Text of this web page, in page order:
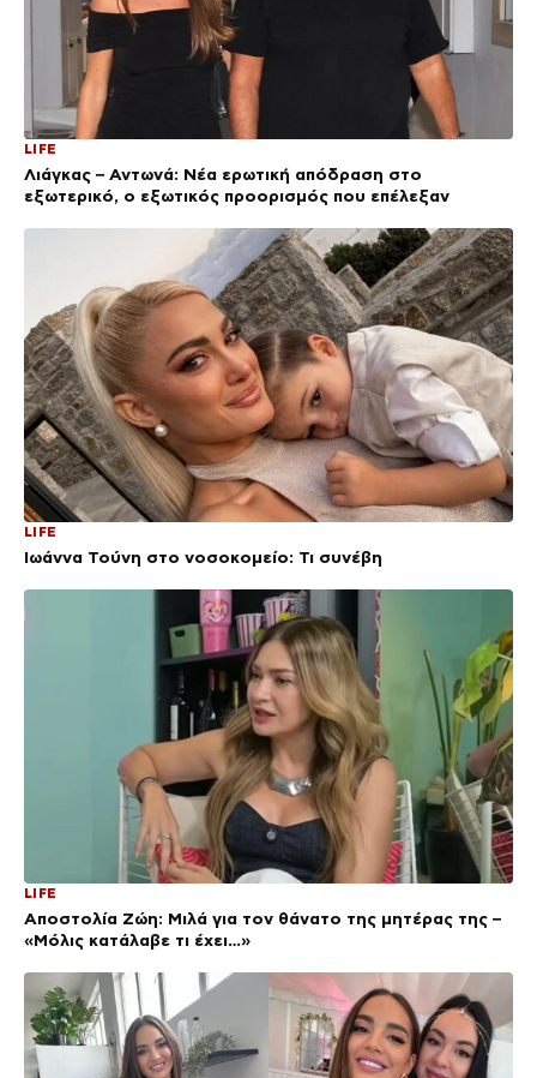
LIFE
Λιάγκας – Αντωνά: Νέα ερωτική απόδραση στο
εξωτερικό, ο εξωτικός προορισμός που επέλεξαν
LIFE
Ιωάννα Τούνη στο νοσοκομείο: Τι συνέβη
LIFE
Αποστολία Ζώη: Μιλά για τον θάνατο της μητέρας της –
«Μόλις κατάλαβε τι έχει…»